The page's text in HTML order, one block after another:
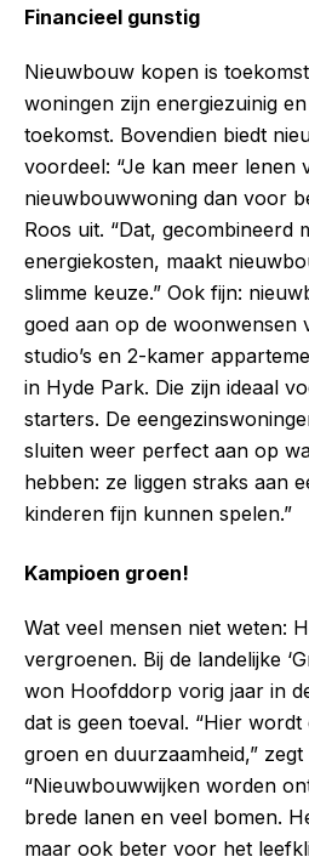
Financieel gunstig
Nieuwbouw kopen is
woningen zijn energiezuinig
toekomst. Bovendien biedt
voordeel: “Je kan meer lenen
nieuwbouwwoning dan voor
Roos uit. “Dat, gecombineerd
energiekosten, maakt
slimme keuze.” Ook fijn:
goed aan op de woonwensen
studio’s en 2-kamer
in Hyde Park. Die zijn ideaal
starters. De
sluiten weer perfect aan op
hebben: ze liggen straks aan
kinderen fijn kunnen spelen.”
Kampioen groen!
Wat veel mensen niet weten:
vergroenen. Bij de landelijke
won Hoofddorp vorig jaar in
dat is geen toeval. “Hier
groen en duurzaamheid,” zegt
“Nieuwbouwwijken worden
brede lanen en veel bomen.
maar ook beter voor het